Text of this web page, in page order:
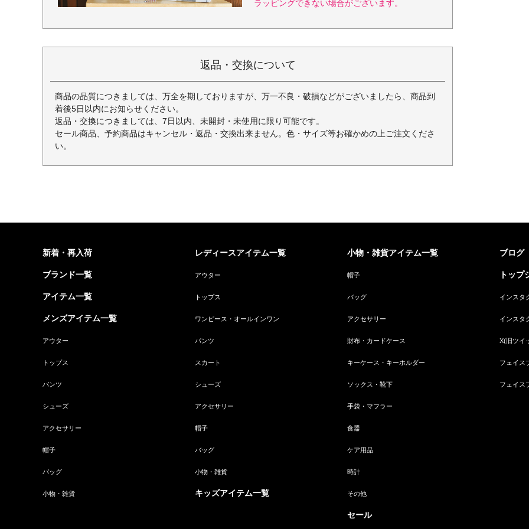
ラッピングできない場合がございます。
返品・交換について
商品の品質につきましては、万全を期しておりますが、万一不良・破損などがございましたら、商品到
着後5日以内にお知らせください。
返品・交換につきましては、7日以内、未開封・未使用に限り可能です。
セール商品、予約商品はキャンセル・返品・交換出来ません。色・サイズ等お確かめの上ご注文くださ
い。
新着・再入荷
ブランド一覧
アイテム一覧
メンズアイテム一覧
アウター
トップス
パンツ
シューズ
アクセサリー
帽子
バッグ
小物・雑貨
レディースアイテム一覧
アウター
トップス
ワンピース・オールインワン
パンツ
スカート
シューズ
アクセサリー
帽子
バッグ
小物・雑貨
キッズアイテム一覧
小物・雑貨アイテム一覧
帽子
バッグ
アクセサリー
財布・カードケース
キーケース・キーホルダー
ソックス・靴下
手袋・マフラー
食器
ケア用品
時計
その他
セール
ブログ
トップ
インスタ
インスタ
X(旧ツイ
フェイス
フェイス